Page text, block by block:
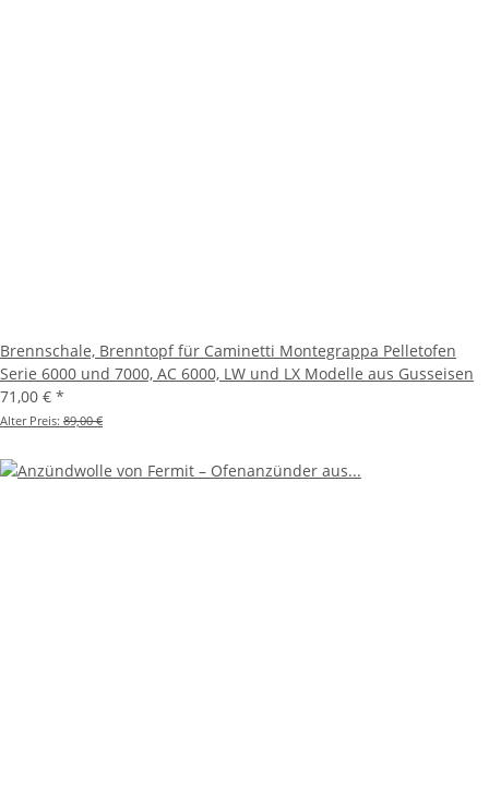
Brennschale, Brenntopf für Caminetti Montegrappa Pelletofen
Serie 6000 und 7000, AC 6000, LW und LX Modelle aus Gusseisen
71,00 € *
Alter Preis: 89,00 €